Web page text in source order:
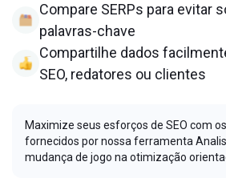
Compare SERPs para evitar
palavras-chave
Compartilhe dados
SEO, redatores ou clientes
Maximize seus esforços de SEO com
fornecidos por nossa ferramenta
mudança de jogo na otimização